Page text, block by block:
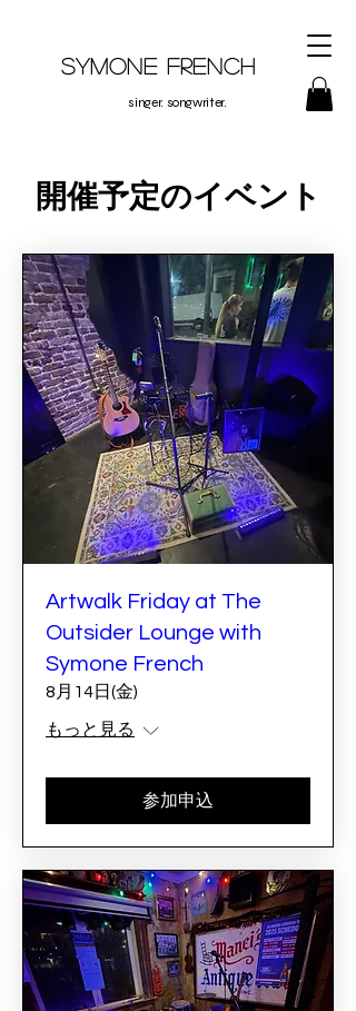
Symone French
singer. songwriter.
開催予定のイベント
Artwalk Friday at The
Outsider Lounge with
Symone French
8月14日(金)
もっと見る
参加申込